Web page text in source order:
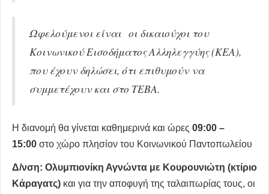
Ωφελούμενοι είναι οι δικαιούχοι του
Κοινωνικού Εισοδήματος Αλληλεγγύης (ΚΕΑ),
που έχουν δηλώσει, ότι επιθυμούν να
συμμετέχουν και στο ΤΕΒΑ.
Η διανομή θα γίνεται καθημερινά και ώρες 09:00 –
15:00 στο χώρο πλησίον του Κοινωνικού Παντοπωλείου
Δ/νση: Ολυμπιονίκη Αγνώντα με Κουρουνιώτη (κτίριο
Κάραγατς) και για την αποφυγή της ταλαιπωρίας τους, οι